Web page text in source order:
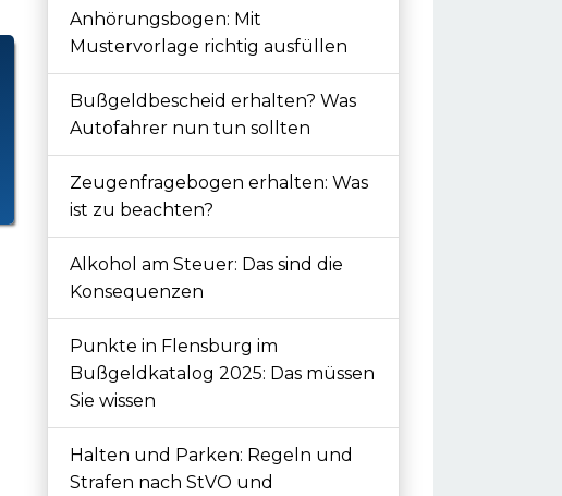
Anhörungsbogen: Mit
Mustervorlage richtig ausfüllen
Bußgeldbescheid erhalten? Was
Autofahrer nun tun sollten
Zeugenfragebogen erhalten: Was
ist zu beachten?
Alkohol am Steuer: Das sind die
Konsequenzen
Punkte in Flensburg im
Bußgeldkatalog 2025: Das müssen
Sie wissen
Halten und Parken: Regeln und
Strafen nach StVO und